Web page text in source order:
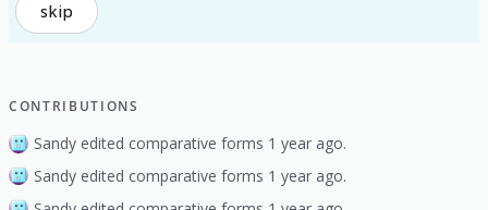
skip
CONTRIBUTIONS
Sandy edited comparative forms 1 year ago.
Sandy edited comparative forms 1 year ago.